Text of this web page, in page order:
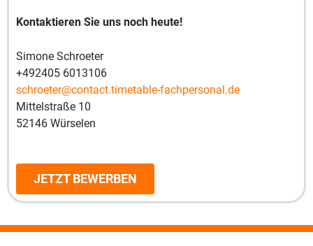
Kontaktieren Sie uns noch heute!
Simone Schroeter
+492405 6013106
schroeter@contact.timetable-fachpersonal.de
Mittelstraße 10
52146 Würselen
JETZT BEWERBEN